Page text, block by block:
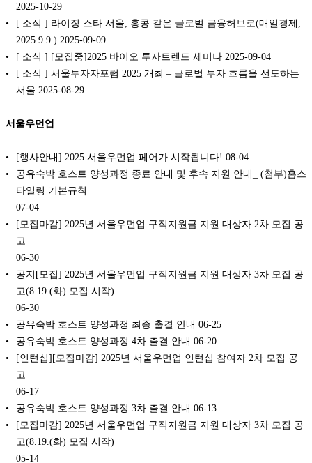
2025-10-29
[ 소식 ] 라이징 스타 서울, 홍콩 같은 글로벌 금융허브로(매일경제,
2025.9.9.) 2025-09-09
[ 소식 ] [모집중]2025 바이오 투자트렌드 세미나 2025-09-04
[ 소식 ] 서울투자자포럼 2025 개최 – 글로벌 투자 흐름을 선도하는
서울 2025-08-29
서울우먼업
[행사안내] 2025 서울우먼업 페어가 시작됩니다! 08-04
공유숙박 호스트 양성과정 종료 안내 및 후속 지원 안내_ (첨부)홈스
타일링 기본규칙
07-04
[모집마감] 2025년 서울우먼업 구직지원금 지원 대상자 2차 모집 공
고
06-30
공지[모집] 2025년 서울우먼업 구직지원금 지원 대상자 3차 모집 공
고(8.19.(화) 모집 시작)
06-30
공유숙박 호스트 양성과정 최종 출결 안내 06-25
공유숙박 호스트 양성과정 4차 출결 안내 06-20
[인턴십][모집마감] 2025년 서울우먼업 인턴십 참여자 2차 모집 공
고
06-17
공유숙박 호스트 양성과정 3차 출결 안내 06-13
[모집마감] 2025년 서울우먼업 구직지원금 지원 대상자 3차 모집 공
고(8.19.(화) 모집 시작)
05-14